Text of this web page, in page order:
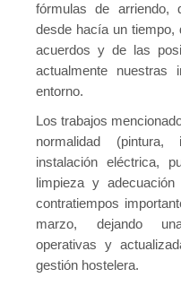
Presentació, consultes
Quota sindical afiliació
Mutualidades Laborales
Coordinadora
Crisi COVID-19
MARÇ 2020 –
MARÇ 2020 – Guia de
fórmulas de arriendo,
desde hacía un tiempo,
acuerdos y de las
actualmente
entorno.
Los trabajos
normalidad
instalación eléctrica,
limpieza y
contratiempos
marzo, dejando
operativas y
gestión hostelera.